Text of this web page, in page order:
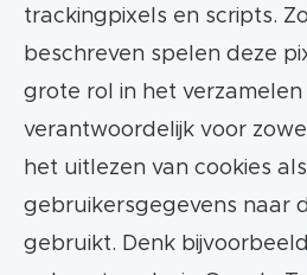
trackingpixels en scripts.
beschreven spelen deze
grote rol in het verzamelen
verantwoordelijk voor
het uitlezen van cookies
gebruikersgegevens naar
gebruikt. Denk